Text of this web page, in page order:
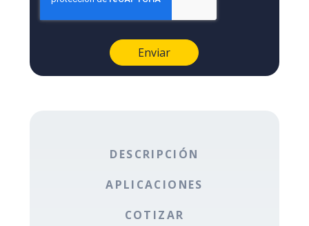
DESCRIPCIÓN
APLICACIONES
COTIZAR